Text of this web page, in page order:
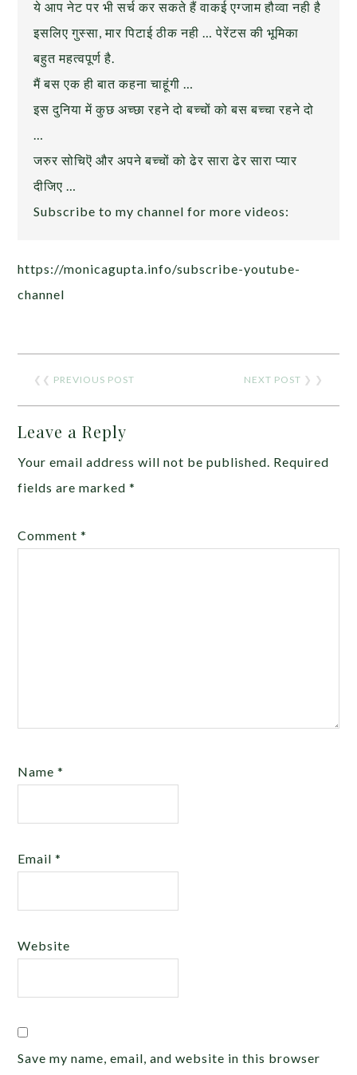
ये आप नेट पर भी सर्च कर सकते हैं वाकई एग्जाम हौव्वा नही है
इसलिए गुस्सा, मार पिटाई ठीक नही … पेरेंटस की भूमिका
बहुत महत्वपूर्ण है.
मैं बस एक ही बात कहना चाहूंगी …
इस दुनिया में कुछ अच्छा रहने दो बच्चों को बस बच्चा रहने दो
…
जरुर सोचिऎ और अपने बच्चों को ढेर सारा ढेर सारा प्यार
दीजिए …
Subscribe to my channel for more videos:
https://monicagupta.info/subscribe-youtube-
channel
❮❮ PREVIOUS POST NEXT POST ❯ ❯
Leave a Reply
Your email address will not be published. Required
fields are marked*
Comment*
Name*
Email*
Website
Save my name, email, and website in this browser